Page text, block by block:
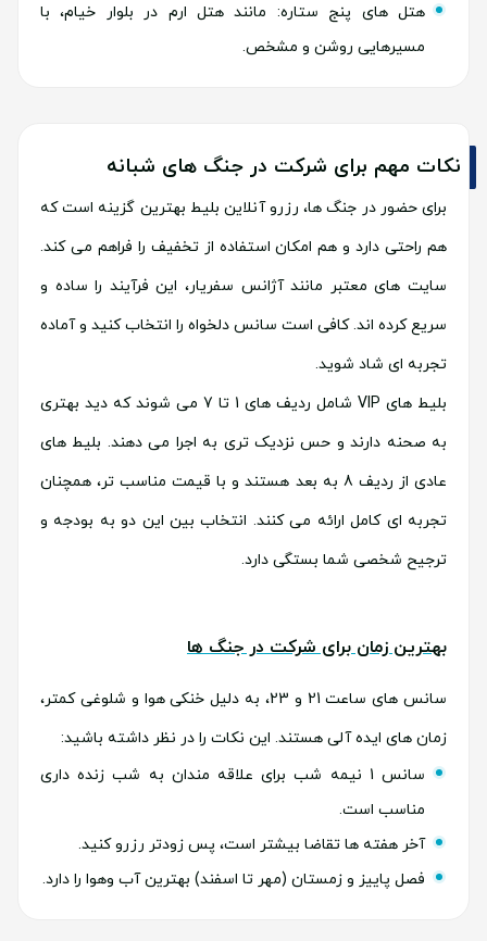
هتل های پنج ستاره: مانند هتل ارم در بلوار خیام، با
مسیرهایی روشن و مشخص.
نکات مهم برای شرکت در جنگ های شبانه
برای حضور در جنگ ها، رزرو آنلاین بلیط بهترین گزینه است که
هم راحتی دارد و هم امکان استفاده از تخفیف را فراهم می کند.
سایت های معتبر مانند آژانس سفریار، این فرآیند را ساده و
سریع کرده اند. کافی است سانس دلخواه را انتخاب کنید و آماده
تجربه ای شاد شوید.
بلیط های VIP شامل ردیف های 1 تا 7 می شوند که دید بهتری
به صحنه دارند و حس نزدیک تری به اجرا می دهند. بلیط های
عادی از ردیف 8 به بعد هستند و با قیمت مناسب تر، همچنان
تجربه ای کامل ارائه می کنند. انتخاب بین این دو به بودجه و
ترجیح شخصی شما بستگی دارد.
بهترین زمان برای شرکت در جنگ ها
سانس های ساعت 21 و 23، به دلیل خنکی هوا و شلوغی کمتر،
زمان های ایده آلی هستند. این نکات را در نظر داشته باشید:
سانس 1 نیمه شب برای علاقه مندان به شب زنده داری
مناسب است.
آخر هفته ها تقاضا بیشتر است، پس زودتر رزرو کنید.
فصل پاییز و زمستان (مهر تا اسفند) بهترین آب وهوا را دارد.